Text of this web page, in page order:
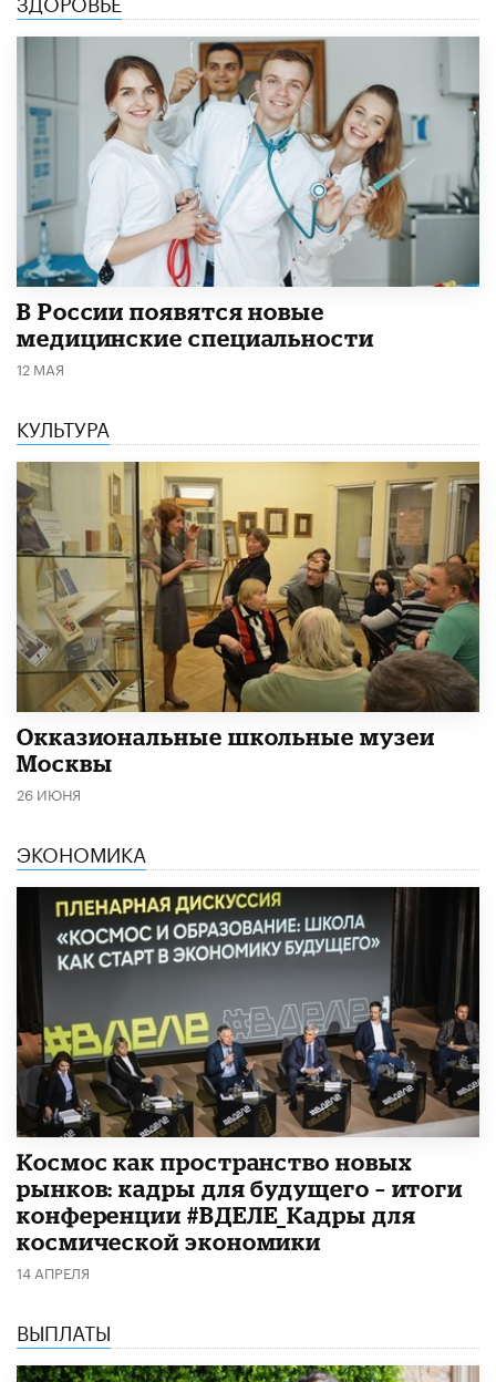
В России появятся новые
медицинские специальности
12 МАЯ
КУЛЬТУРА
​Окказиональные школьные музеи
Москвы
26 ИЮНЯ
ЭКОНОМИКА
Космос как пространство новых
рынков: кадры для будущего – итоги
конференции #ВДЕЛЕ_Кадры для
космической экономики
14 АПРЕЛЯ
ВЫПЛАТЫ